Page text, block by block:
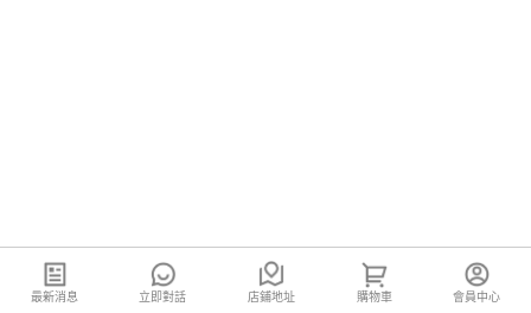
最新消息 立即對話 店鋪地址 購物車 會員中心